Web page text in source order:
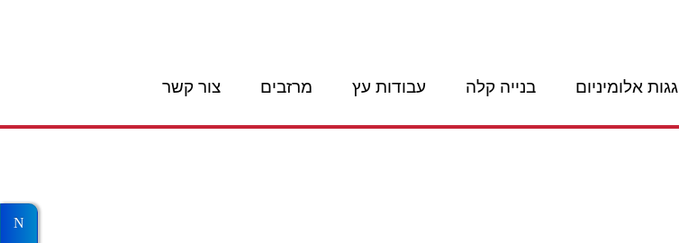
גגות אלומיניום בנייה קלה עבודות עץ מרזבים צור קשר